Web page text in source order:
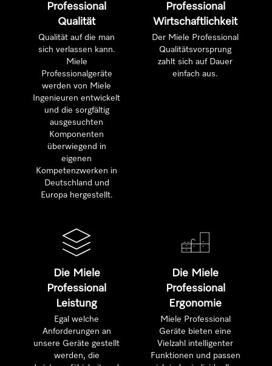
Professional
Qualität
Qualität auf die man
sich verlassen kann.
Miele
Professionalgeräte
werden von Miele
Ingenieuren entwickelt
und die sorgfältig
ausgesuchten
Komponenten
überwiegend in
eigenen
Kompetenzwerken in
Deutschland und
Europa hergestellt.
Professional
Wirtschaftlichkeit
Der Miele Professional
Qualitätsvorsprung
zahlt sich auf Dauer
einfach aus.
Die Miele
Professional
Leistung
Egal welche
Anforderungen an
unsere Geräte gestellt
werden, die
Die Miele
Professional
Ergonomie
Miele Professional
Geräte bieten eine
Vielzahl intelligenter
Funktionen und passen